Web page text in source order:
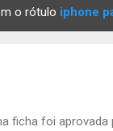
o rótulo iphone
ficha foi aprovada